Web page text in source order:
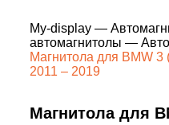
My-display —
автомагнитолы —
Магнитола для BMW 3
2011 – 2019
Магнитола для